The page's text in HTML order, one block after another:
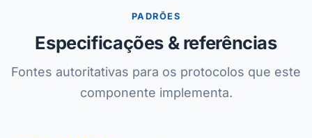
PADRÕES
Especificações & referências
Fontes autoritativas para os protocolos que este
componente implementa.